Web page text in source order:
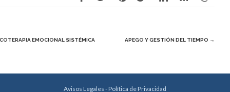
EMOCIONAL SISTÉMICA APEGO Y GESTIÓN DEL TIEMPO →
Avisos Legales - Política de Privacidad